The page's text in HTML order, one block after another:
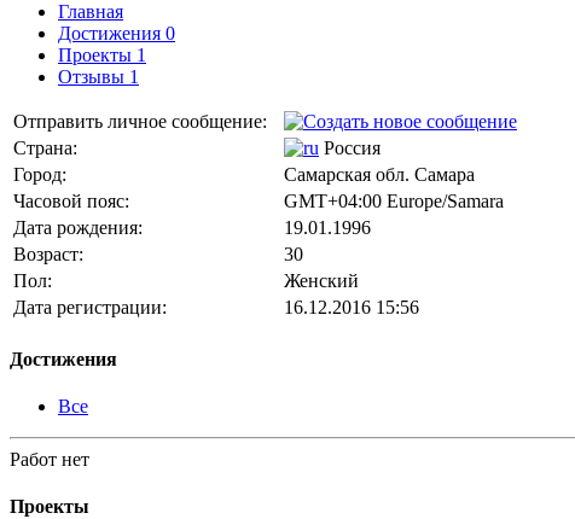
Главная
Достижения 0
Проекты 1
Отзывы 1
Отправить личное сообщение:
Страна:
Россия
Город:
Самарская обл. Самара
Часовой пояс:
GMT+04:00 Europe/Samara
Дата рождения:
19.01.1996
Возраст:
30
Пол:
Женский
Дата регистрации:
16.12.2016 15:56
Достижения
Все
Работ нет
Проекты